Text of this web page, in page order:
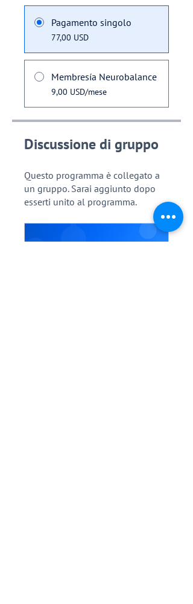
Pagamento singolo
77,00 USD
Membresía Neurobalance
9,00 USD/mese
Discussione di gruppo
Questo programma è collegato a
un gruppo. Sarai aggiunto dopo
esserti unito al programma.